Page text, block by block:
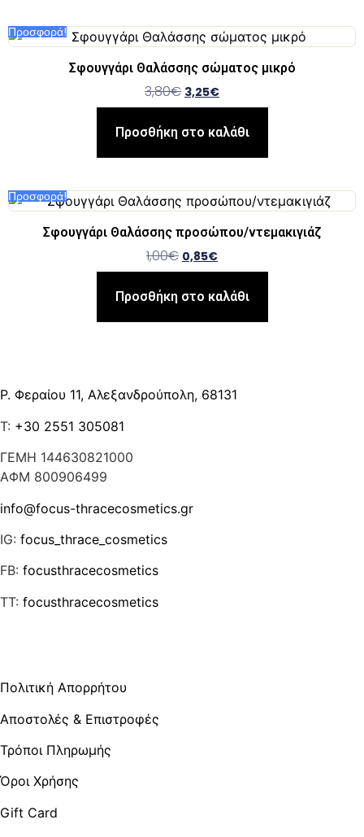
Προσφορά!
Σφουγγάρι Θαλάσσης σώματος μικρό
3,80€ 3,25€
Προσθήκη στο καλάθι
Προσφορά!
Σφουγγάρι Θαλάσσης προσώπου/ντεμακιγιάζ
1,00€ 0,85€
Προσθήκη στο καλάθι
Ρ. Φεραίου 11, Αλεξανδρούπολη, 68131
T: +30 2551 305081
ΓΕΜΗ 144630821000
ΑΦΜ 800906499
info@focus-thracecosmetics.gr
IG: focus_thrace_cosmetics
FB: focusthracecosmetics
TT: focusthracecosmetics
Πολιτική Απορρήτου
Αποστολές & Επιστροφές
Τρόποι Πληρωμής
Όροι Χρήσης
Gift Card